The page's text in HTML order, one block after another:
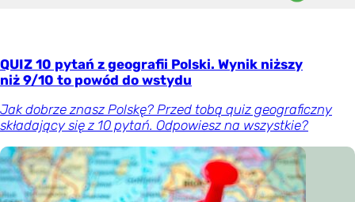
QUIZ 10 pytań z geografii Polski. Wynik niższy
niż 9/10 to powód do wstydu
Jak dobrze znasz Polskę? Przed tobą quiz geograficzny
składający się z 10 pytań. Odpowiesz na wszystkie?